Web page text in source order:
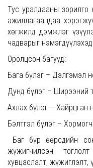
Тус уралдааны зорилго
ажиллагаандаа
хөгжилд дэмжлэг
чадварыг
Оролцсон багууд:
Бага бүлэг – Дэлгэмэл
Дунд бүлэг – Ширээний
Ахлах бүлэг – Хайрцган
Бэлтгэл бүлэг –
Баг бүр өөрсдийн
жүжигчилсэн
хувцаслалт, жүжиглэлт,